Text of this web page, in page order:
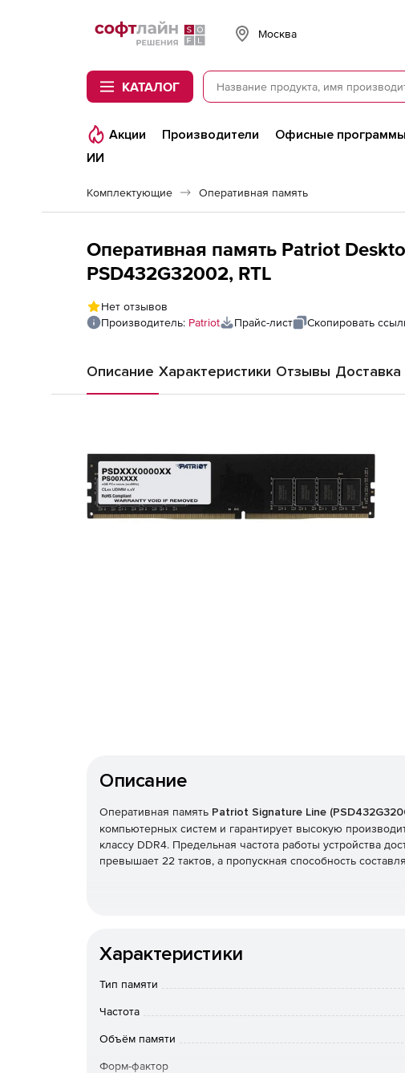
Softline
Москва
КАТАЛОГ
Акции Производители Офисные программы
ИИ
Комплектующие Оперативная память
Оперативная память Patriot
PSD432G32002, RTL
Нет отзывов
Производитель: Patriot Прайс-лист Скопировать
Описание Характеристики Отзывы Доставка
Описание
Оперативная память Patriot Signature Line
компьютерных систем и гарантирует высокую
классу DDR4. Предельная частота работы устройства
превышает 22 тактов, а пропускная способность
Характеристики
Тип памяти
Частота
Объём памяти
Форм-фактор